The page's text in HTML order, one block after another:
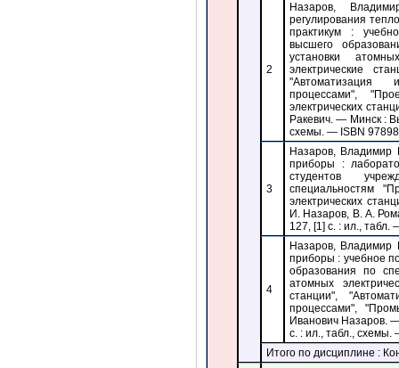
2
Назаров,
регулирования
практикум :
высшего
установки
электрические
"Автоматизация
процессами",
электрических
Ракевич. — Минск :
схемы. — ISBN
3
Назаров, Владимир
приборы :
студентов
специальностям
электрических
И. Назаров, В. А.
127, [1] с. : ил.,
4
Назаров, Владимир
приборы : учебное
образования по
атомных
станции",
процессами",
Иванович Назаров.
c. : ил., табл.,
Итого по дисциплине :